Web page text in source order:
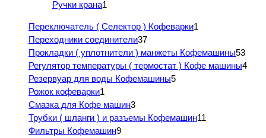
Ручки крана1
Переключатель ( Селектор ) Кофеварки1
Переходники соединители37
Прокладки ( уплотнители ) манжеты Кофемашины53
Регулятор температуры ( термостат ) Кофе машины4
Резервуар для воды Кофемашины5
Рожок кофеварки1
Смазка для Кофе машин3
Трубки ( шланги ) и разъемы Кофемашин11
Фильтры Кофемашин9